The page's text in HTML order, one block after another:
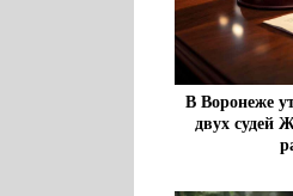
В Воронеже
двух судей